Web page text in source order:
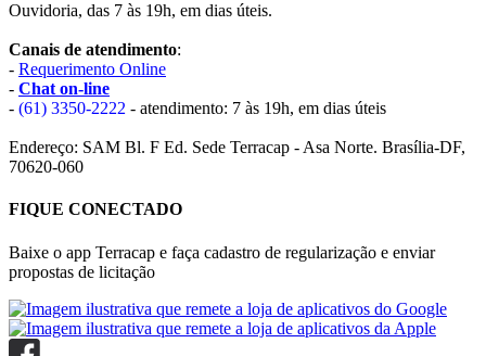
Ouvidoria, das 7 às 19h, em dias úteis.
Canais de atendimento:
- Requerimento Online
- Chat on-line
- (61) 3350-2222 - atendimento: 7 às 19h, em dias úteis
Endereço: SAM Bl. F Ed. Sede Terracap - Asa Norte. Brasília-DF,
70620-060
FIQUE CONECTADO
Baixe o app Terracap e faça cadastro de regularização e enviar
propostas de licitação